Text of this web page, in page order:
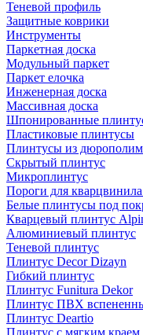
Теневой профиль
Защитные коврики
Инструменты
Паркетная доска
Модульный паркет
Паркет елочка
Инженерная доска
Массивная доска
Шпонированные
Пластиковые плинтусы
Плинтусы из
Скрытый плинтус
Микроплинтус
Пороги для
Белые плинтусы под
Кварцевый плинтус
Алюминиевый плинтус
Теневой плинтус
Плинтус Decor Dizayn
Гибкий плинтус
Плинтус Funitura Dekor
Плинтус ПВХ
Плинтус Deartio
Плинтус с мягким краем